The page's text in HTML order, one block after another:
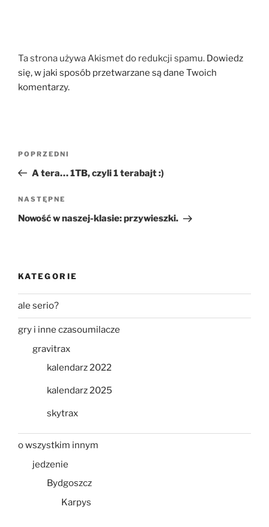
Ta strona używa Akismet do redukcji spamu. Dowiedz
się, w jaki sposób przetwarzane są dane Twoich
komentarzy.
Poprzedni
wpis
POPRZEDNI
A tera… 1TB, czyli 1 terabajt :)
Następny
wpis
NASTĘPNE
Nowość w naszej-klasie: przywieszki.
KATEGORIE
ale serio?
gry i inne czasoumilacze
gravitrax
kalendarz 2022
kalendarz 2025
skytrax
o wszystkim innym
jedzenie
Bydgoszcz
Karpys